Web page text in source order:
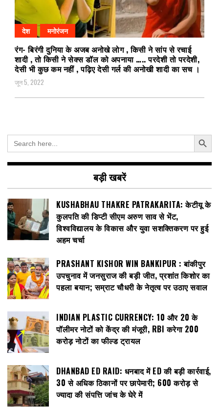
देश मनोरंजन
रंग- बिरंगी दुनिया के अजब अनोखे लोग , किसी ने सांप से रचाई
शादी , तो किसी ने सेक्स डॉल को अपनाया ….. परदेशी तो परदेशी,
देसी भी कुछ कम नहीं , पढ़िए देसी गर्ल की अनोखी शादी का सच ।
जून 5, 2022
Search
for:
Search Button
बड़ी खबरें
KUSHABHAU THAKRE PATRAKARITA: केटीयू के
कुलपति की डिप्टी सीएम अरुण साव से भेंट,
विश्वविद्यालय के विकास और युवा सशक्तिकरण पर हुई
अहम चर्चा
PRASHANT KISHOR WIN BANKIPUR : बांकीपुर
उपचुनाव में जनसुराज की बड़ी जीत, प्रशांत किशोर का
पहला बयान; सम्राट चौधरी के नेतृत्व पर उठाए सवाल
INDIAN PLASTIC CURRENCY: ₹10 और ₹20 के
पॉलीमर नोटों को केंद्र की मंजूरी, RBI करेगा 200
करोड़ नोटों का फील्ड ट्रायल
DHANBAD ED RAID: धनबाद में ED की बड़ी कार्रवाई,
30 से अधिक ठिकानों पर छापेमारी; 600 करोड़ से
ज्यादा की संपत्ति जांच के घेरे में